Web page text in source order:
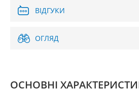
ВІДГУКИ
ОГЛЯД
ОСНОВНІ